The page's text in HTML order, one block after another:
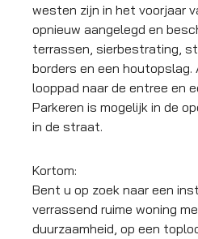
westen zijn in het voorjaar
opnieuw aangelegd en
terrassen, sierbestrating,
borders en een houtopslag.
looppad naar de entree en
Parkeren is mogelijk in de
in de straat.
Kortom:
Bent u op zoek naar een
verrassend ruime woning
duurzaamheid, op een